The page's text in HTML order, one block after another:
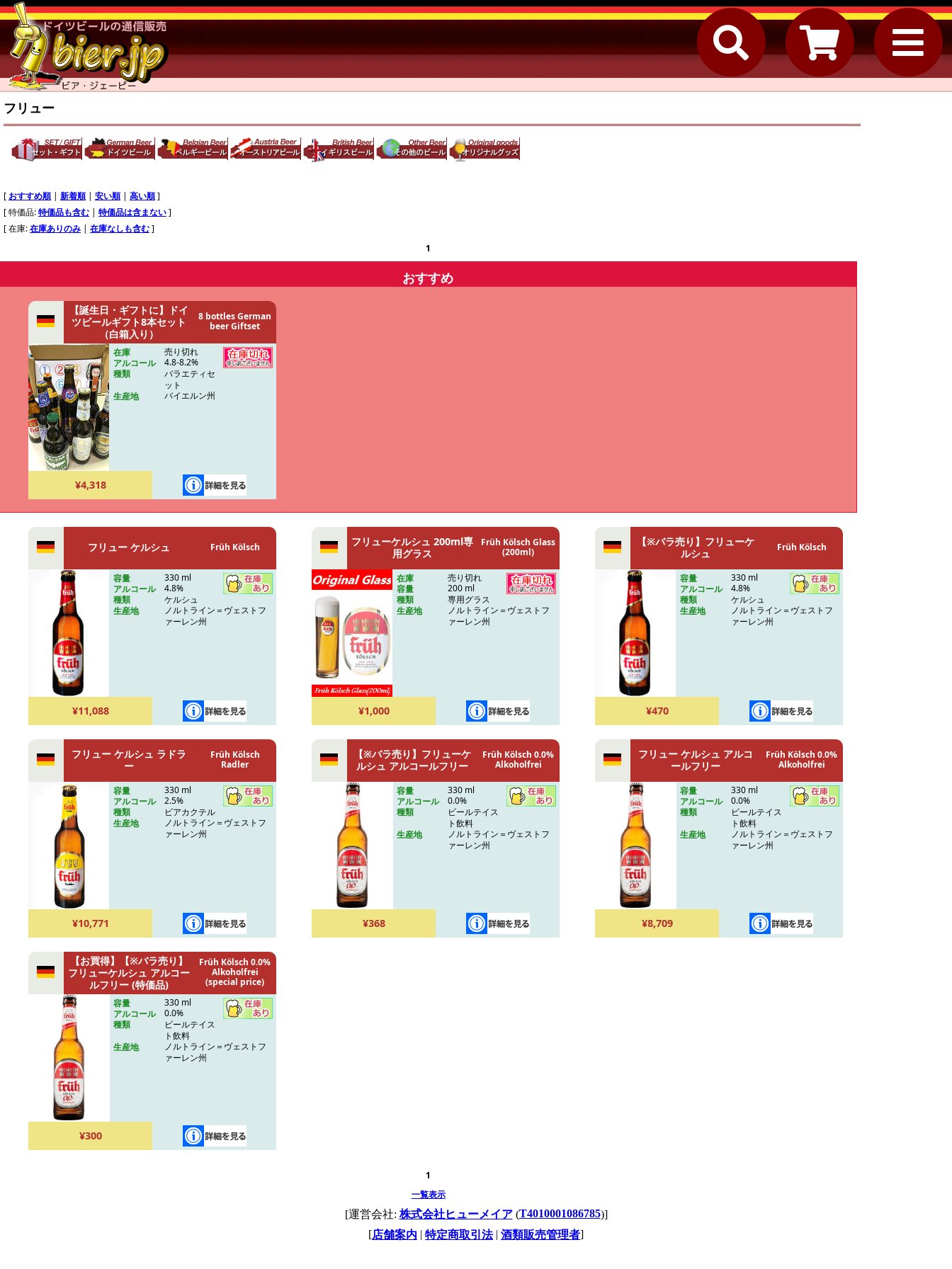
フリュー
[ おすすめ順 | 新着順 | 安い順 | 高い順]
[ 特価品:特価品も含む | 特価品は含まない]
[ 在庫:在庫ありのみ | 在庫なしも含む]
1
おすすめ
【誕生日・ギフトに】ドイ
ツビールギフト8本セット
（白箱入り）
8 bottles German
beer Giftset
在庫
売り切れ
アルコール
4.8-8.2%
種類
バラエティセ
ット
生産地
バイエルン州
¥4,318
フリュー ケルシュ Früh Kölsch
容量
330 ml
アルコール
4.8%
種類
ケルシュ
生産地
ノルトライン＝ヴェストフ
ァーレン州
¥11,088
フリューケルシュ 200ml専
用グラス
Früh Kölsch Glass
(200ml)
在庫
売り切れ
容量
200 ml
種類
専用グラス
生産地
ノルトライン＝ヴェストフ
ァーレン州
¥1,000
【※バラ売り】フリューケ
ルシュ
Früh Kölsch
容量
330 ml
アルコール
4.8%
種類
ケルシュ
生産地
ノルトライン＝ヴェストフ
ァーレン州
¥470
フリュー ケルシュ ラドラ
ー
Früh Kölsch
Radler
容量
330 ml
アルコール
2.5%
種類
ビアカクテル
生産地
ノルトライン＝ヴェストフ
ァーレン州
¥10,771
【※バラ売り】フリューケ
ルシュ アルコールフリー
Früh Kölsch 0.0%
Alkoholfrei
容量
330 ml
アルコール
0.0%
種類
ビールテイス
ト飲料
生産地
ノルトライン＝ヴェストフ
ァーレン州
¥368
フリュー ケルシュ アルコ
ールフリー
Früh Kölsch 0.0%
Alkoholfrei
容量
330 ml
アルコール
0.0%
種類
ビールテイス
ト飲料
生産地
ノルトライン＝ヴェストフ
ァーレン州
¥8,709
【お買得】【※バラ売り】
フリューケルシュ アルコー
ルフリー (特価品)
Früh Kölsch 0.0%
Alkoholfrei
(special price)
容量
330 ml
アルコール
0.0%
種類
ビールテイス
ト飲料
生産地
ノルトライン＝ヴェストフ
ァーレン州
¥300
1
一覧表示
[運営会社: 株式会社ヒューメイア(T4010001086785)]
[店舗案内 | 特定商取引法| 酒類販売管理者]